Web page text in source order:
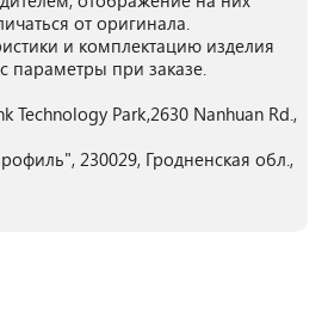
от оригинала.
и комплектацию изделия
параметры при заказе.
Technology Park,2630 Nanhuan Rd.,
230029, Гродненская обл.,